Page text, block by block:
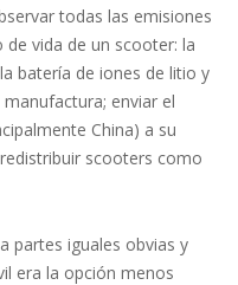
todas las emisiones
vida de un scooter: la
batería de iones de litio y
enviar el
China) a su
scooters como
partes iguales obvias y
era la opción menos